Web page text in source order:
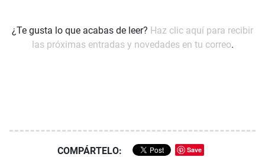
¿Te gusta lo que acabas de leer? Haz clic aquí para recibir
las próximas entradas y novedades en tu correo.
COMPÁRTELO: Save